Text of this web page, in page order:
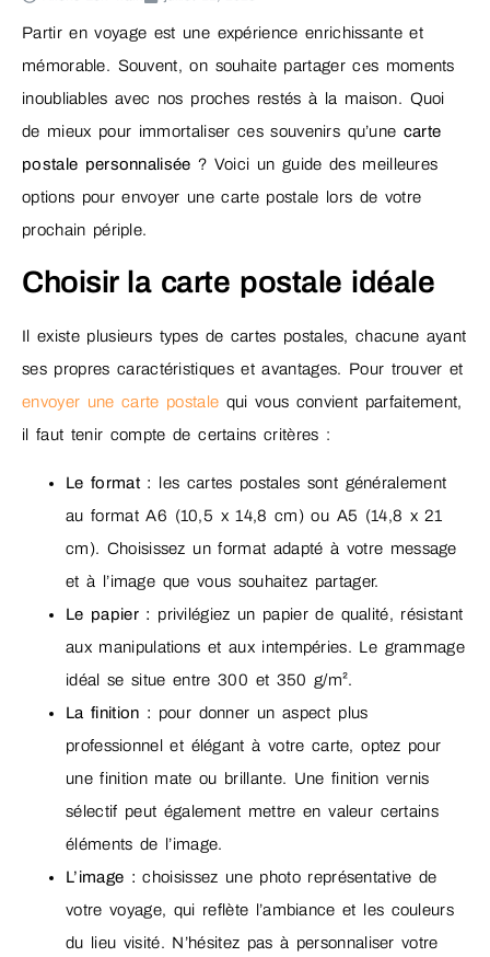
Partir en voyage est une expérience enrichissante et
mémorable. Souvent, on souhaite partager ces moments
inoubliables avec nos proches restés à la maison. Quoi
de mieux pour immortaliser ces souvenirs qu’une carte
postale personnalisée ? Voici un guide des meilleures
options pour envoyer une carte postale lors de votre
prochain périple.
Choisir la carte postale idéale
Il existe plusieurs types de cartes postales, chacune ayant
ses propres caractéristiques et avantages. Pour trouver et
envoyer une carte postale qui vous convient parfaitement,
il faut tenir compte de certains critères :
Le format : les cartes postales sont généralement
au format A6 (10,5 x 14,8 cm) ou A5 (14,8 x 21
cm). Choisissez un format adapté à votre message
et à l’image que vous souhaitez partager.
Le papier : privilégiez un papier de qualité, résistant
aux manipulations et aux intempéries. Le grammage
idéal se situe entre 300 et 350 g/m².
La finition : pour donner un aspect plus
professionnel et élégant à votre carte, optez pour
une finition mate ou brillante. Une finition vernis
sélectif peut également mettre en valeur certains
éléments de l’image.
L’image : choisissez une photo représentative de
votre voyage, qui reflète l’ambiance et les couleurs
du lieu visité. N’hésitez pas à personnaliser votre